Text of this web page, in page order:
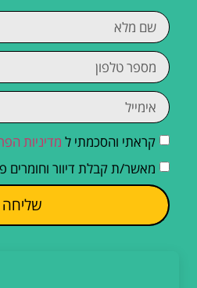
קראתי והסכמתי ל מדיניות
מאשר/ת קבלת דיוור וחומרים
שליחה